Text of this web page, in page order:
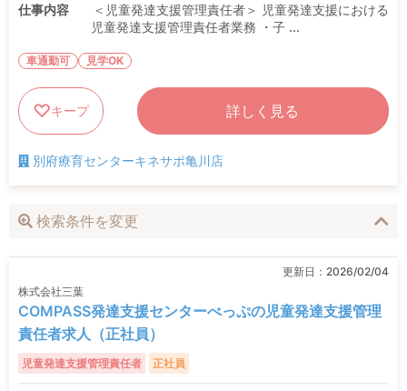
仕事内容
＜児童発達支援管理責任者＞ 児童発達支援における
児童発達支援管理責任者業務 ・子 ...
車通勤可 見学OK
キープ 詳しく見る
別府療育センターキネサポ亀川店
検索条件を変更
更新日： 2026/02/04
株式会社三葉
COMPASS発達支援センターべっぷの児童発達支援管理
責任者求人（正社員）
児童発達支援管理責任者 正社員